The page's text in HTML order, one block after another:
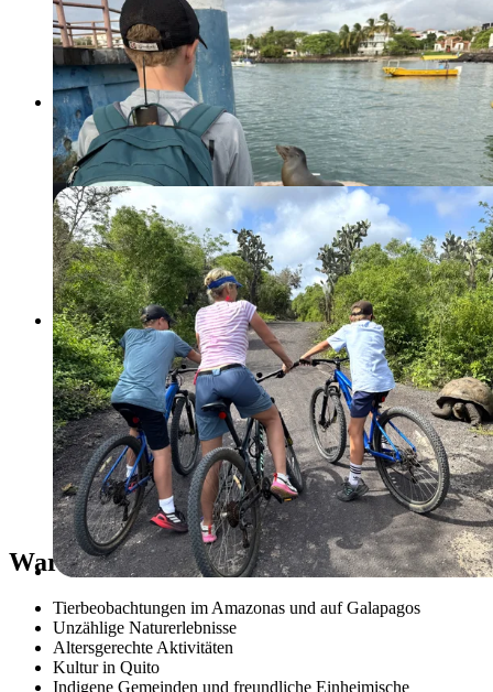
Warum ist Ecuador für Familien geeignet
Tierbeobachtungen im Amazonas und auf Galapagos
Unzählige Naturerlebnisse
Altersgerechte Aktivitäten
Kultur in Quito
Indigene Gemeinden und freundliche Einheimische